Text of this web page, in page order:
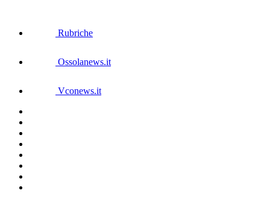
Rubriche
Ossolanews.it
Vconews.it